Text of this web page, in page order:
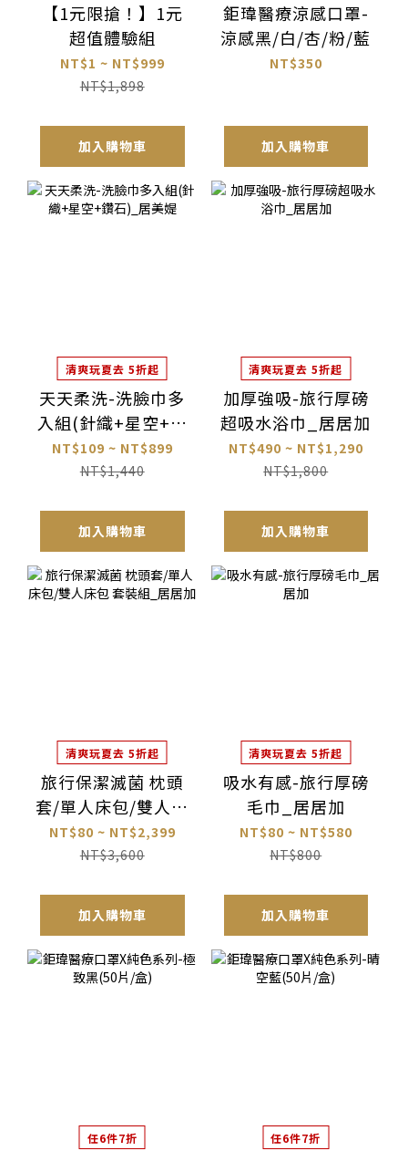
【1元限搶！】1元
超值體驗組
NT$1 ~ NT$999
NT$1,898
加入購物車
鉅瑋醫療涼感口罩-
涼感黑/白/杏/粉/藍
NT$350
加入購物車
清爽玩夏去 5折起
天天柔洗-洗臉巾多
入組(針織+星空+鑽
石)_居美媞
NT$109 ~ NT$899
NT$1,440
加入購物車
清爽玩夏去 5折起
加厚強吸-旅行厚磅
超吸水浴巾_居居加
NT$490 ~ NT$1,290
NT$1,800
加入購物車
清爽玩夏去 5折起
旅行保潔滅菌 枕頭
套/單人床包/雙人床
包 套裝組_居居加
NT$80 ~ NT$2,399
NT$3,600
加入購物車
清爽玩夏去 5折起
吸水有感-旅行厚磅
毛巾_居居加
NT$80 ~ NT$580
NT$800
加入購物車
任6件7折 任6件7折